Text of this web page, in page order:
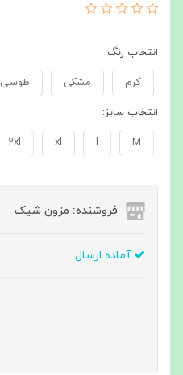
انتخاب رنگ:
کرم مشکی طوسی
انتخاب سایز:
M
l
xl
2xl
فروشنده: مزون شیک
آماده ارسال